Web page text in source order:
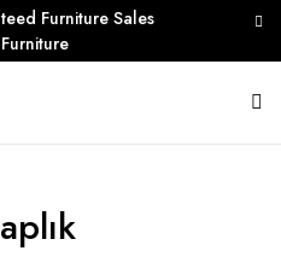
Furniture Sales